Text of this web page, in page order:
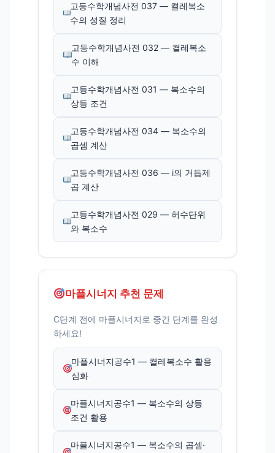
고등수학개념사전 037 — 켤레복소
수의 성질 정리
고등수학개념사전 032 — 켤레복소
수 이해
고등수학개념사전 031 — 복소수의
상등 조건
고등수학개념사전 034 — 복소수의
곱셈 계산
고등수학개념사전 036 — i의 거듭제
곱 계산
고등수학개념사전 029 — 허수단위
와 복소수
마플시너지 추천 문제
C단계 전에 마플시너지로 중간 단계를 완성
하세요!
마플시너지공수1 — 켤레복소수 활용
심화
마플시너지공수1 — 복소수의 상등
조건 활용
마플시너지공수1 — 복소수의 곱셈·